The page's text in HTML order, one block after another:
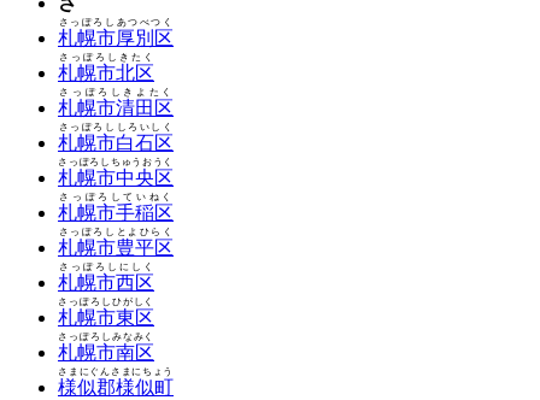
札幌市厚別区
さっぽろしあつべつく
札幌市北区
さっぽろしきたく
札幌市清田区
さっぽろしきよたく
札幌市白石区
さっぽろししろいしく
札幌市中央区
さっぽろしちゅうおうく
札幌市手稲区
さっぽろしていねく
札幌市豊平区
さっぽろしとよひらく
札幌市西区
さっぽろしにしく
札幌市東区
さっぽろしひがしく
札幌市南区
さっぽろしみなみく
様似郡様似町
さまにぐんさまにちょう